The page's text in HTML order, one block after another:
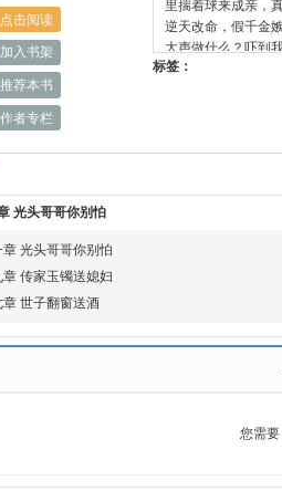
点击阅读
加入书架
推荐本书
作者专栏
里揣着球来成亲，
逆天改命，假千金
大声做什么？吓到
标签：
光头哥哥你别怕
光头哥哥你别怕
传家玉镯送媳妇
世子翻窗送酒
您需要